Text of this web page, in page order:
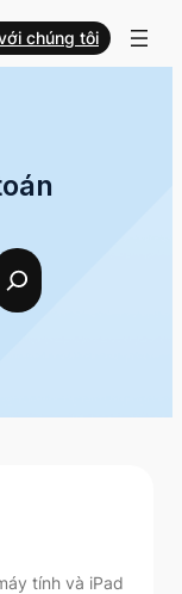
chúng tôi
tính và iPad